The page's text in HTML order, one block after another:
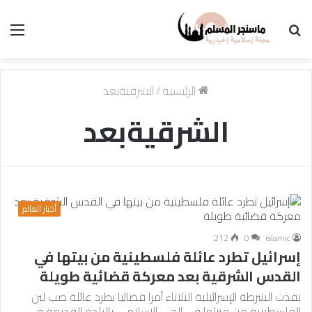
الرئيسية/الشرقيةبعد
الشرقيةبعد
أخبار العالم
islamic
0
212
إسرائيل تطرد عائلة فلسطينية من بيتها في
القدس الشرقية بعد معركة قضائية طويلة
نفذت الشرطة الإسرائيلية الثلاثاء أمرا قضائيا بطرد عائلة صب لبن